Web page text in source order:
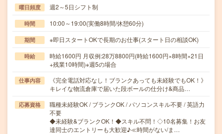
曜日頻度 週2～5日シフト制
時間 10:00～19:00(実働8時間/休憩60分)
期間 ※即日スタートOKで長期のお仕事(スタート日の相談OK)
時給
時給1600円 月収例:28万8800円(時給1600円×8時間×21日
+残業10時間)※週5の場合
仕事内容
《完全電話対応なし！ブランクあっても未経験でもOK！》
キレイな物流倉庫で届いた段ボールの仕分け&商品…
応募資格
職種未経験OK / ブランクOK / パソコンスキル不要 / 英語力
不要
◆未経験&ブランクOK！◆スキル不問！◇10名募集！お友
達同士のエントリーも大歓迎♪≪時間がない/ま…